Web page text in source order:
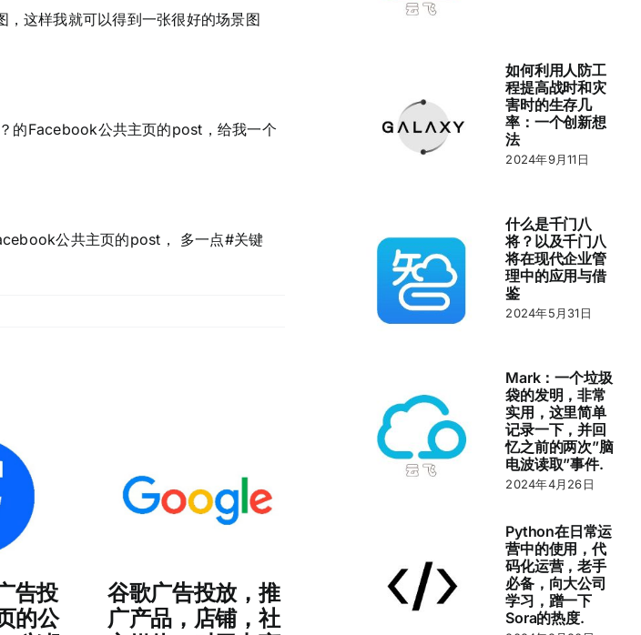
这样我就可以得到一张很好的场景图
的Facebook公共主页的post，给我一个
公共主页的post， 多一点#关键
告投
的公
谷歌广告投放，推
广产品，店铺，社
如何利用人防工
程提高战时和灾
害时的生存几
率：一个创新想
法
2024年9月11日
什么是千门八
将？以及千门八
将在现代企业管
理中的应用与借
鉴
2024年5月31日
Mark：一个垃圾
袋的发明，非常
实用，这里简单
记录一下，并回
忆之前的两次”脑
电波读取”事件.
2024年4月26日
Python在日常运
营中的使用，代
码化运营，老手
必备，向大公司
学习，蹭一下
Sora的热度.